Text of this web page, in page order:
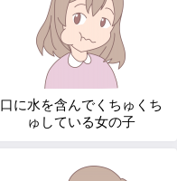
口に水を含んでくちゅくち
ゅしている女の子